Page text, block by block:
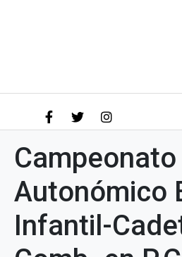
Campeonato
Autonómico
Infantil-